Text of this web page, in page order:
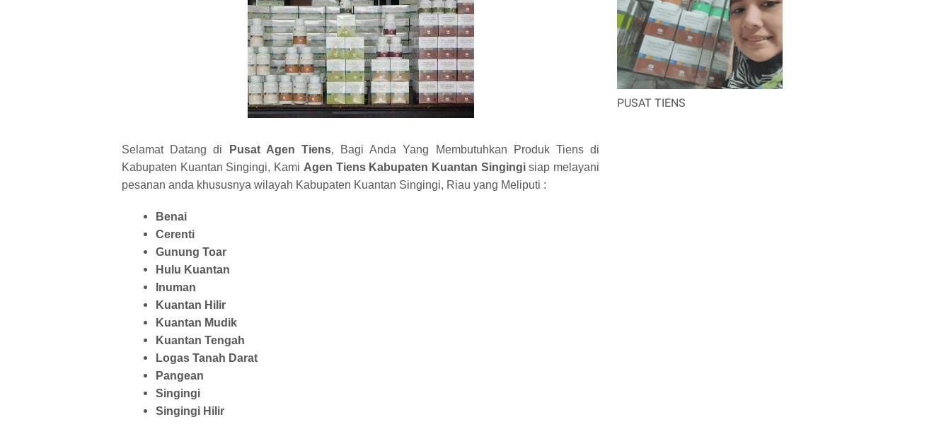
Selamat Datang di Pusat Agen Tiens, Bagi Anda Yang Membutuhkan Produk Tiens di
Kabupaten Kuantan Singingi, Kami Agen Tiens Kabupaten Kuantan Singingisiap melayani
pesanan anda khususnya wilayah Kabupaten Kuantan Singingi, Riau yang Meliputi :
Benai
Cerenti
Gunung Toar
Hulu Kuantan
Inuman
Kuantan Hilir
Kuantan Mudik
Kuantan Tengah
Logas Tanah Darat
Pangean
Singingi
Singingi Hilir
PUSAT TIENS